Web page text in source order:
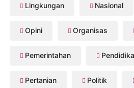
Lingkungan Nasional
Opini Organisas
Pemerintahan
Pertanian Politik